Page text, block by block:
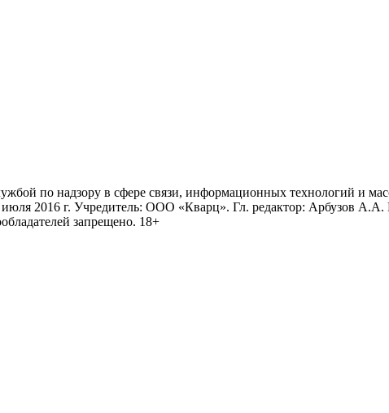
по надзору в сфере связи, информационных технологий и
2016 г. Учредитель: ООО «Кварц». Гл. редактор: Арбузов А.А.
запрещено. 18+